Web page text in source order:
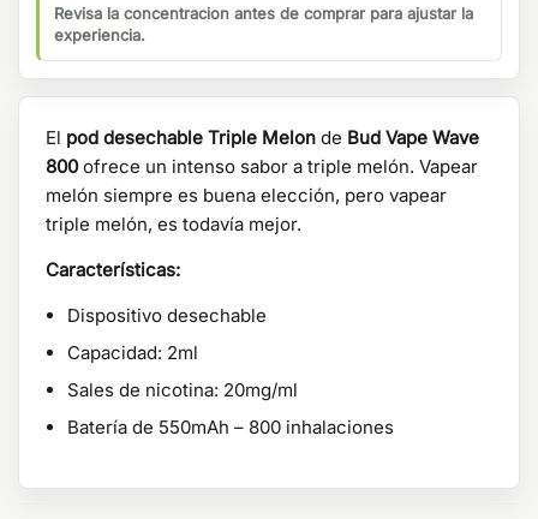
Revisa la concentracion antes de comprar para ajustar la
experiencia.
El pod desechable Triple Melon de Bud Vape Wave
800ofrece un intenso sabor a triple melón. Vapear
melón siempre es buena elección, pero vapear
triple melón, es todavía mejor.
Características:
Dispositivo desechable
Capacidad: 2ml
Sales de nicotina: 20mg/ml
Batería de 550mAh – 800 inhalaciones